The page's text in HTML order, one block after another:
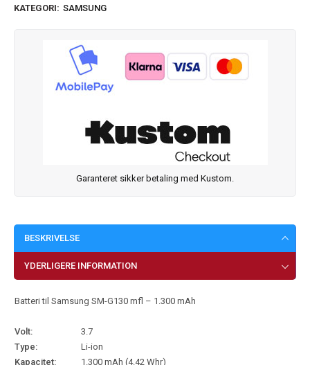
KATEGORI: SAMSUNG
Garanteret sikker betaling med Kustom.
BESKRIVELSE
YDERLIGERE INFORMATION
Batteri til Samsung SM-G130 mfl – 1.300 mAh
Volt:
3.7
Type:
Li-ion
Kapacitet:
1.300 mAh (4.42 Whr)